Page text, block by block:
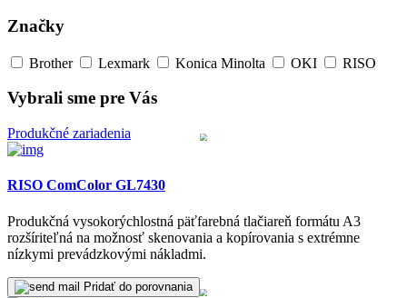
Značky
Brother Lexmark Konica Minolta OKI RISO
Vybrali sme pre Vás
Produkčné zariadenia
RISO ComColor GL7430
Produkčná vysokorýchlostná päťfarebná tlačiareň formátu A3
rozšíriteľná na možnosť skenovania a kopírovania s extrémne
nízkymi prevádzkovými nákladmi.
Pridať do porovnania